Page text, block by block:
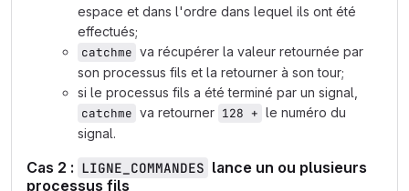
espace et dans l'ordre dans lequel ils ont été
effectués;
catchme va récupérer la valeur retournée par
son processus fils et la retourner à son tour;
si le processus fils a été terminé par un signal,
catchme va retourner 128 + le numéro du
signal.
Cas 2 : LIGNE_COMMANDES lance un ou plusieurs
processus fils